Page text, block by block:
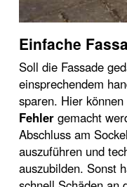
Einfache
Soll die Fassade
einsprechendem
sparen. Hier
Fehler gemacht
Abschluss am
auszuführen und
auszubilden. Sonst